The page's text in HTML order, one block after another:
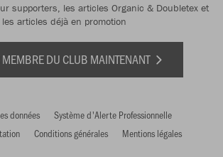
supporters, les articles Organic & Doubletex et
les articles déjà en promotion
MEMBRE DU CLUB MAINTENANT
données
Système d'Alerte Professionnelle
Conditions générales Mentions légales